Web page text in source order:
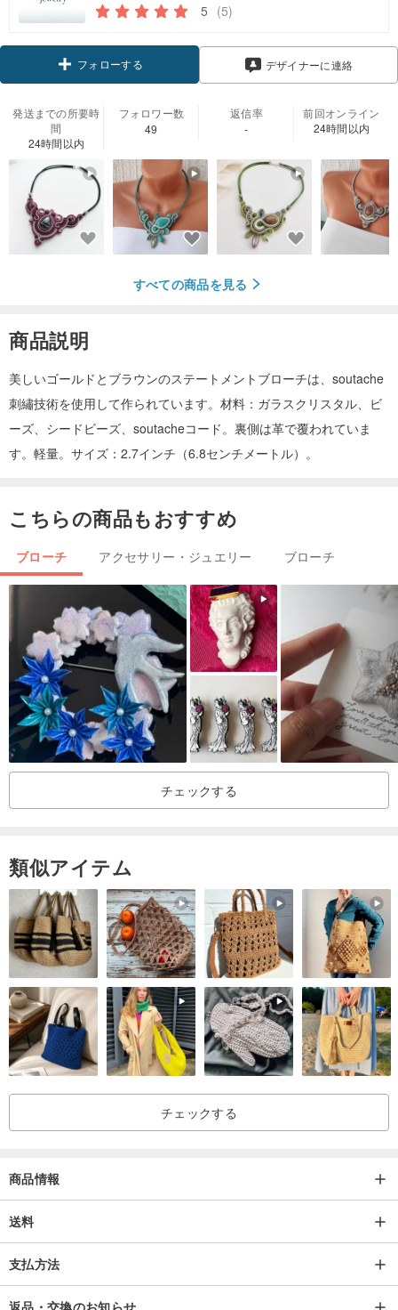
5 (5)
フォローする デザイナーに連絡
発送までの所要時
間
24時間以内
フォロワー数
49
返信率
-
前回オンライン
24時間以内
すべての商品を見る
商品説明
美しいゴールドとブラウンのステートメントブローチは、soutache
刺繡技術を使用して作られています。材料：ガラスクリスタル、ビ
ーズ、シードビーズ、soutacheコード。裏側は革で覆われていま
す。軽量。サイズ：2.7インチ（6.8センチメートル）。
こちらの商品もおすすめ
ブローチ アクセサリー・ジュエリー ブローチ
チェックする
類似アイテム
チェックする
商品情報
送料
支払方法